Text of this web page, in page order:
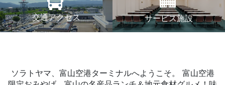
交通アクセス サービス施設
ソラトヤマ、富山空港ターミナルへようこそ。
富山空港